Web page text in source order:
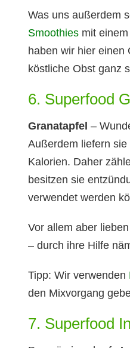
Was uns außerdem
Smoothiesmit einem
haben wir hier einen
köstliche Obst ganz
6. Superfood
Granatapfel –
Außerdem liefern
Kalorien. Daher
besitzen sie
verwendet werden
Vor allem aber
– durch ihre Hilfe
Tipp: Wir verwenden
den Mixvorgang
7. Superfood